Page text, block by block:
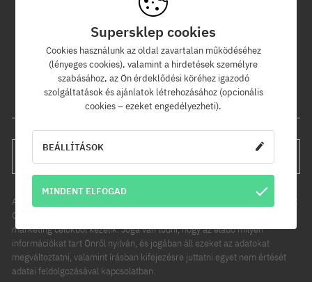
Iratkozz fel hírlevelünkre és értesülj az elsők között új termékeinkről
és kedvezményeinkről!
Ráadásul kapsz egy -5% kedvezménykódot az egész
rendelésedre!
Az Ön személyes adatainak kezelője a COOL SPORT DISTRIBUTION SP Z
O O, székhelye: Modlniczka, ul. Handlowców 2. Személyes adatait
marketing célokból kezelik. Joga van tudni, hogy az eladó milyen
információkat tart Önről nyilván, és jogában áll ezeket az adatokat
megváltoztatni, valamint írásban kifejezésre juttatni egyet nem értését
adatai feldolgozásával kapcsolatban.
Supersklep cookies
Cookies használunk az oldal zavartalan működéséhez
(lényeges cookies), valamint a hirdetések személyre
szabásához, az Ön érdeklődési köréhez igazodó
szolgáltatások és ajánlatok létrehozásához (opcionális
cookies – ezeket engedélyezheti).
BEÁLLÍTÁSOK
MINDENT ELFOGAD